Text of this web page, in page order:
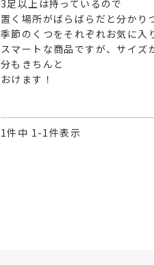
3足以上は持っているので
置く場所がばらばらだと分かり
季節のくつをそれぞれお気に入
スマートな商品ですが、サイズ
分もきちんと
おけます！
1件中 1-1件表示